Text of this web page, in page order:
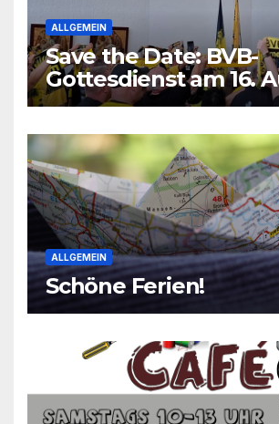
ALLGEMEIN
Save the Date: BVB-
Gottesdienst am 16.
2026
ALLGEMEIN
Schöne Ferien!